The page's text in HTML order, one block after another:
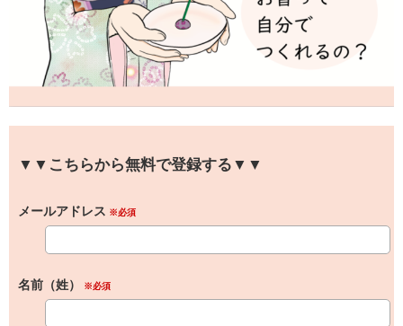
▼▼こちらから無料で登録する▼▼
メールアドレス ※必須
名前（姓） ※必須